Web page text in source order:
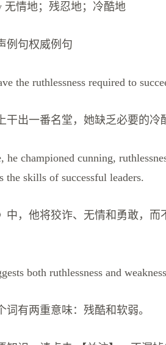
无情地；残忍地；冷酷地
例句权威例句
the ruthlessness required to
干出一番名堂，她缺乏必要的冷
he championed cunning,
the skills of successful leaders.
中，他将狡诈、无情和勇敢，
both ruthlessness and
词有两重意味：残酷和软弱。